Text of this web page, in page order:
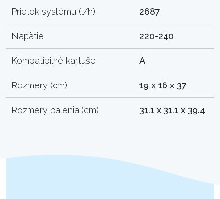
Prietok systému (l/h) 2687
Napätie 220-240
Kompatibilné kartuše A
Rozmery (cm) 19 x 16 x 37
Rozmery balenia (cm) 31.1 x 31.1 x 39.4